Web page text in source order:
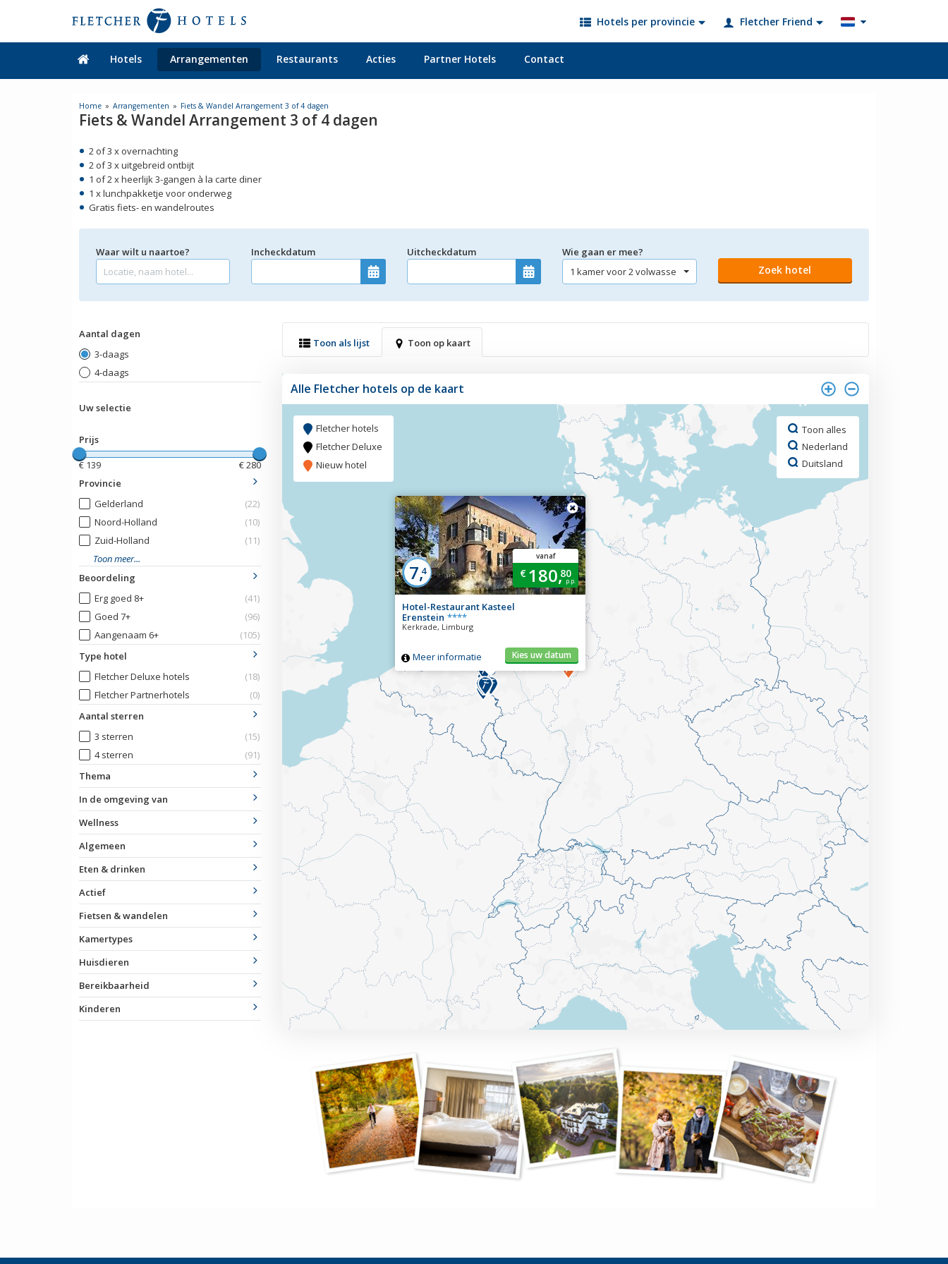
Hotels per provincie Fletcher Friend
Hotels Arrangementen Restaurants Acties Partner Hotels Contact
Home Arrangementen Fiets & Wandel Arrangement 3 of 4 dagen
Fiets & Wandel Arrangement 3 of 4 dagen
2 of 3 x overnachting
2 of 3 x uitgebreid ontbijt
1 of 2 x heerlijk 3-gangen à la carte diner
1 x lunchpakketje voor onderweg
Gratis fiets- en wandelroutes
Waar wilt u naartoe? Incheckdatum Uitcheckdatum Wie gaan er mee?
Aantal dagen
3-daags
4-daags
Uw selectie
Prijs
€ 139 €280
Provincie
Gelderland
(22)
Noord-Holland
(10)
Zuid-Holland
(11)
Toon meer...
Beoordeling
Erg goed 8+
(41)
Goed 7+
(96)
Aangenaam 6+
(105)
Type hotel
Fletcher Deluxe hotels
(18)
Fletcher Partnerhotels
(0)
Aantal sterren
3 sterren
(15)
4 sterren
(91)
Thema
In de omgeving van
Wellness
Algemeen
Eten & drinken
Actief
Fietsen & wandelen
Kamertypes
Huisdieren
Bereikbaarheid
Kinderen
Toon als lijst Toon op kaart
Alle Fletcher hotels op de kaart
7,4
vanaf
€ 180,80
p.p.
Hotel-Restaurant Kasteel
Erenstein ****
Kerkrade, Limburg
Meer informatie Kies uw datum
Fletcher hotels
Fletcher Deluxe
Nieuw hotel
Toon alles
Nederland
Duitsland